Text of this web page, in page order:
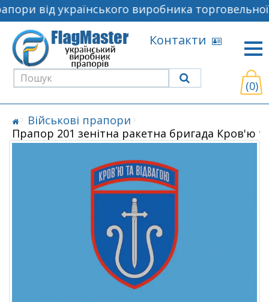
від українського виробника
Контакти
(0)
Військові прапори
Прапор 201 зенітна ракетна бригада Кров'ю